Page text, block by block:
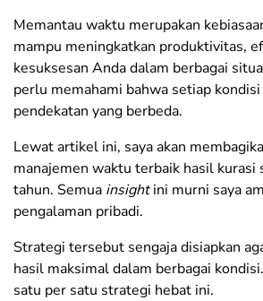
Memantau waktu merupakan
mampu meningkatkan produktivitas,
kesuksesan Anda dalam berbagai
perlu memahami bahwa setiap
pendekatan yang berbeda.
Lewat artikel ini, saya akan
manajemen waktu terbaik hasil kurasi
tahun. Semua insightini murni saya
pengalaman pribadi.
Strategi tersebut sengaja disiapkan
hasil maksimal dalam berbagai
satu per satu strategi hebat ini.